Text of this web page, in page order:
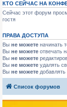
КТО СЕЙЧАС НА
Сейчас этот форум
гостя
ПРАВА ДОСТУПА
Вы не можете начинать
Вы не можете отвечать
Вы не можете
Вы не можете удалять
Вы не можете
Список форумов